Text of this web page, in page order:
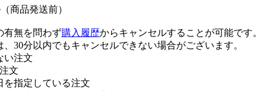
商品発送前）
有無を問わず購入履歴からキャンセルすることが可能です。
30分以内でもキャンセルできない場合がございます。
い注文
文
を指定している注文